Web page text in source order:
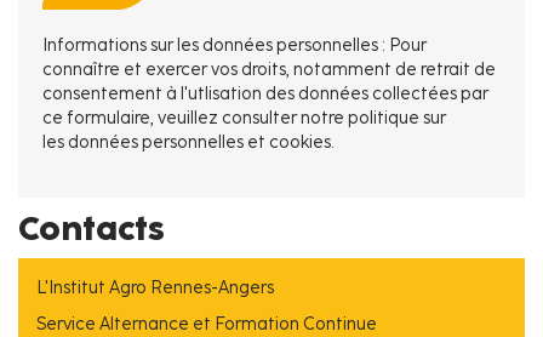
Informations sur les données personnelles : Pour
connaître et exercer vos droits, notamment de retrait de
consentement à l'utlisation des données collectées par
ce formulaire, veuillez consulter notre politique sur
les données personnelles et cookies.
Contacts
L'Institut Agro Rennes-Angers
Service Alternance et Formation Continue